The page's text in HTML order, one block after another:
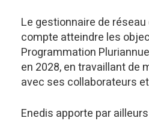
Le gestionnaire de
compte atteindre les
Programmation
en 2028, en travaillant de
avec ses collaborateurs
Enedis apporte par